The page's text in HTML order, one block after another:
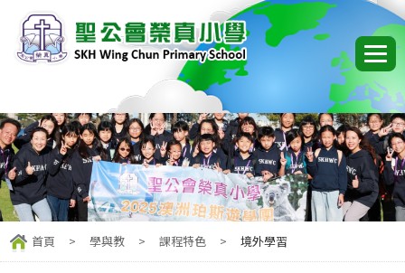
首頁 > 學與教 > 課程特色 > 境外學習